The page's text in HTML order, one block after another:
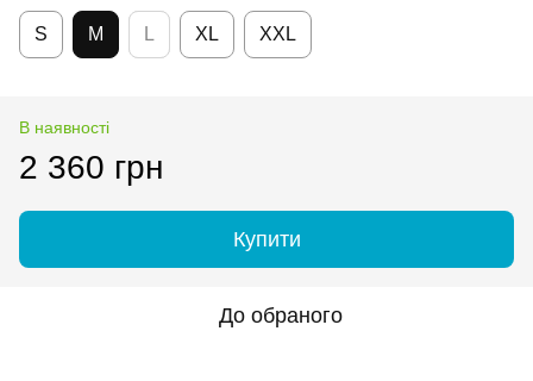
S M L XL XXL
В наявності
2 360 грн
Купити
До обраного